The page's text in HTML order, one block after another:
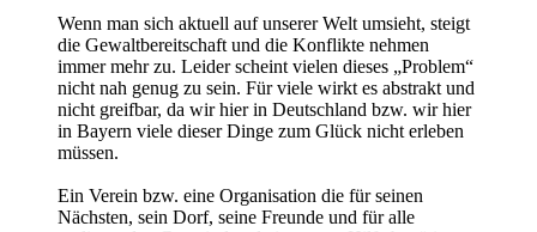
Wenn man sich aktuell auf unserer Welt umsieht, steigt
die Gewaltbereitschaft und die Konflikte nehmen
immer mehr zu. Leider scheint vielen dieses „Problem“
nicht nah genug zu sein. Für viele wirkt es abstrakt und
nicht greifbar, da wir hier in Deutschland bzw. wir hier
in Bayern viele dieser Dinge zum Glück nicht erleben
müssen.
Ein Verein bzw. eine Organisation die für seinen
Nächsten, sein Dorf, seine Freunde und für alle